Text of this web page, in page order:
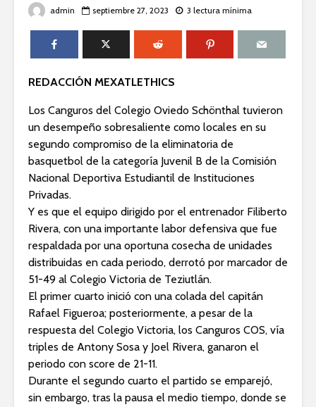
admin septiembre 27, 2023 3 lectura mínima
REDACCIÓN MEXATLETHICS
Los Canguros del Colegio Oviedo Schönthal tuvieron
un desempeño sobresaliente como locales en su
segundo compromiso de la eliminatoria de
basquetbol de la categoría Juvenil B de la Comisión
Nacional Deportiva Estudiantil de Instituciones
Privadas.
Y es que el equipo dirigido por el entrenador Filiberto
Rivera, con una importante labor defensiva que fue
respaldada por una oportuna cosecha de unidades
distribuidas en cada periodo, derrotó por marcador de
51-49 al Colegio Victoria de Teziutlán.
El primer cuarto inició con una colada del capitán
Rafael Figueroa; posteriormente, a pesar de la
respuesta del Colegio Victoria, los Canguros COS, vía
triples de Antony Sosa y Joel Rivera, ganaron el
periodo con score de 21-11.
Durante el segundo cuarto el partido se emparejó,
sin embargo, tras la pausa el medio tiempo, donde se